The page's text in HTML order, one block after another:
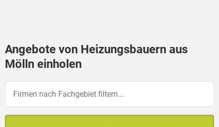
Angebote von Heizungsbauern aus
Mölln einholen